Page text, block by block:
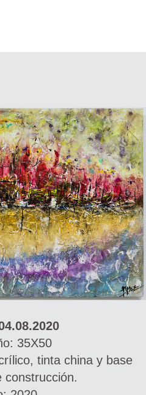
35X50
tinta china y base
construcción.